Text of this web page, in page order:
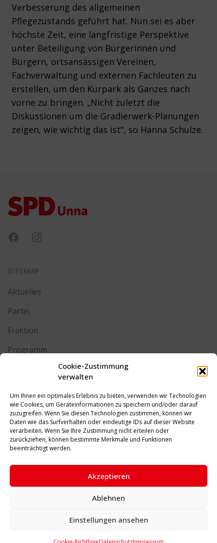
Cookie-Zustimmung
verwalten
Um Ihnen ein optimales Erlebnis zu bieten, verwenden wir Technologien
wie Cookies, um Geräteinformationen zu speichern und/oder darauf
zuzugreifen. Wenn Sie diesen Technologien zustimmen, können wir
Daten wie das Surfverhalten oder eindeutige IDs auf dieser Website
verarbeiten. Wenn Sie Ihre Zustimmung nicht erteilen oder
zurückziehen, können bestimmte Merkmale und Funktionen
beeinträchtigt werden.
Akzeptieren
Ablehnen
Einstellungen ansehen
Verbesserung des allgemeinen
Pflegezustands geführt hat. Nun sei es aber
höchste Zeit, eine langfristige Perspektive
unter Beteiligung von Bürgerinnen und
Bürgern, ortsansässigen Vereinen,
Fachverwaltung und externen Fachleuten zu
erstellen, um den Kurpark als Ganzes nach
vorne zu bringen. „Nicht zuletzt die
Diskussionen um die Gradierwerk-Planungen
zeigen, wie wichtig das ist“, so Hanna Schulze.
FacebookInstagram
SITEMAP
Aktuelles
Partei
Fraktion
Programm
RECHTLICHES
Impressum
Datenschutz
Cookie-Richtlinie (EU)